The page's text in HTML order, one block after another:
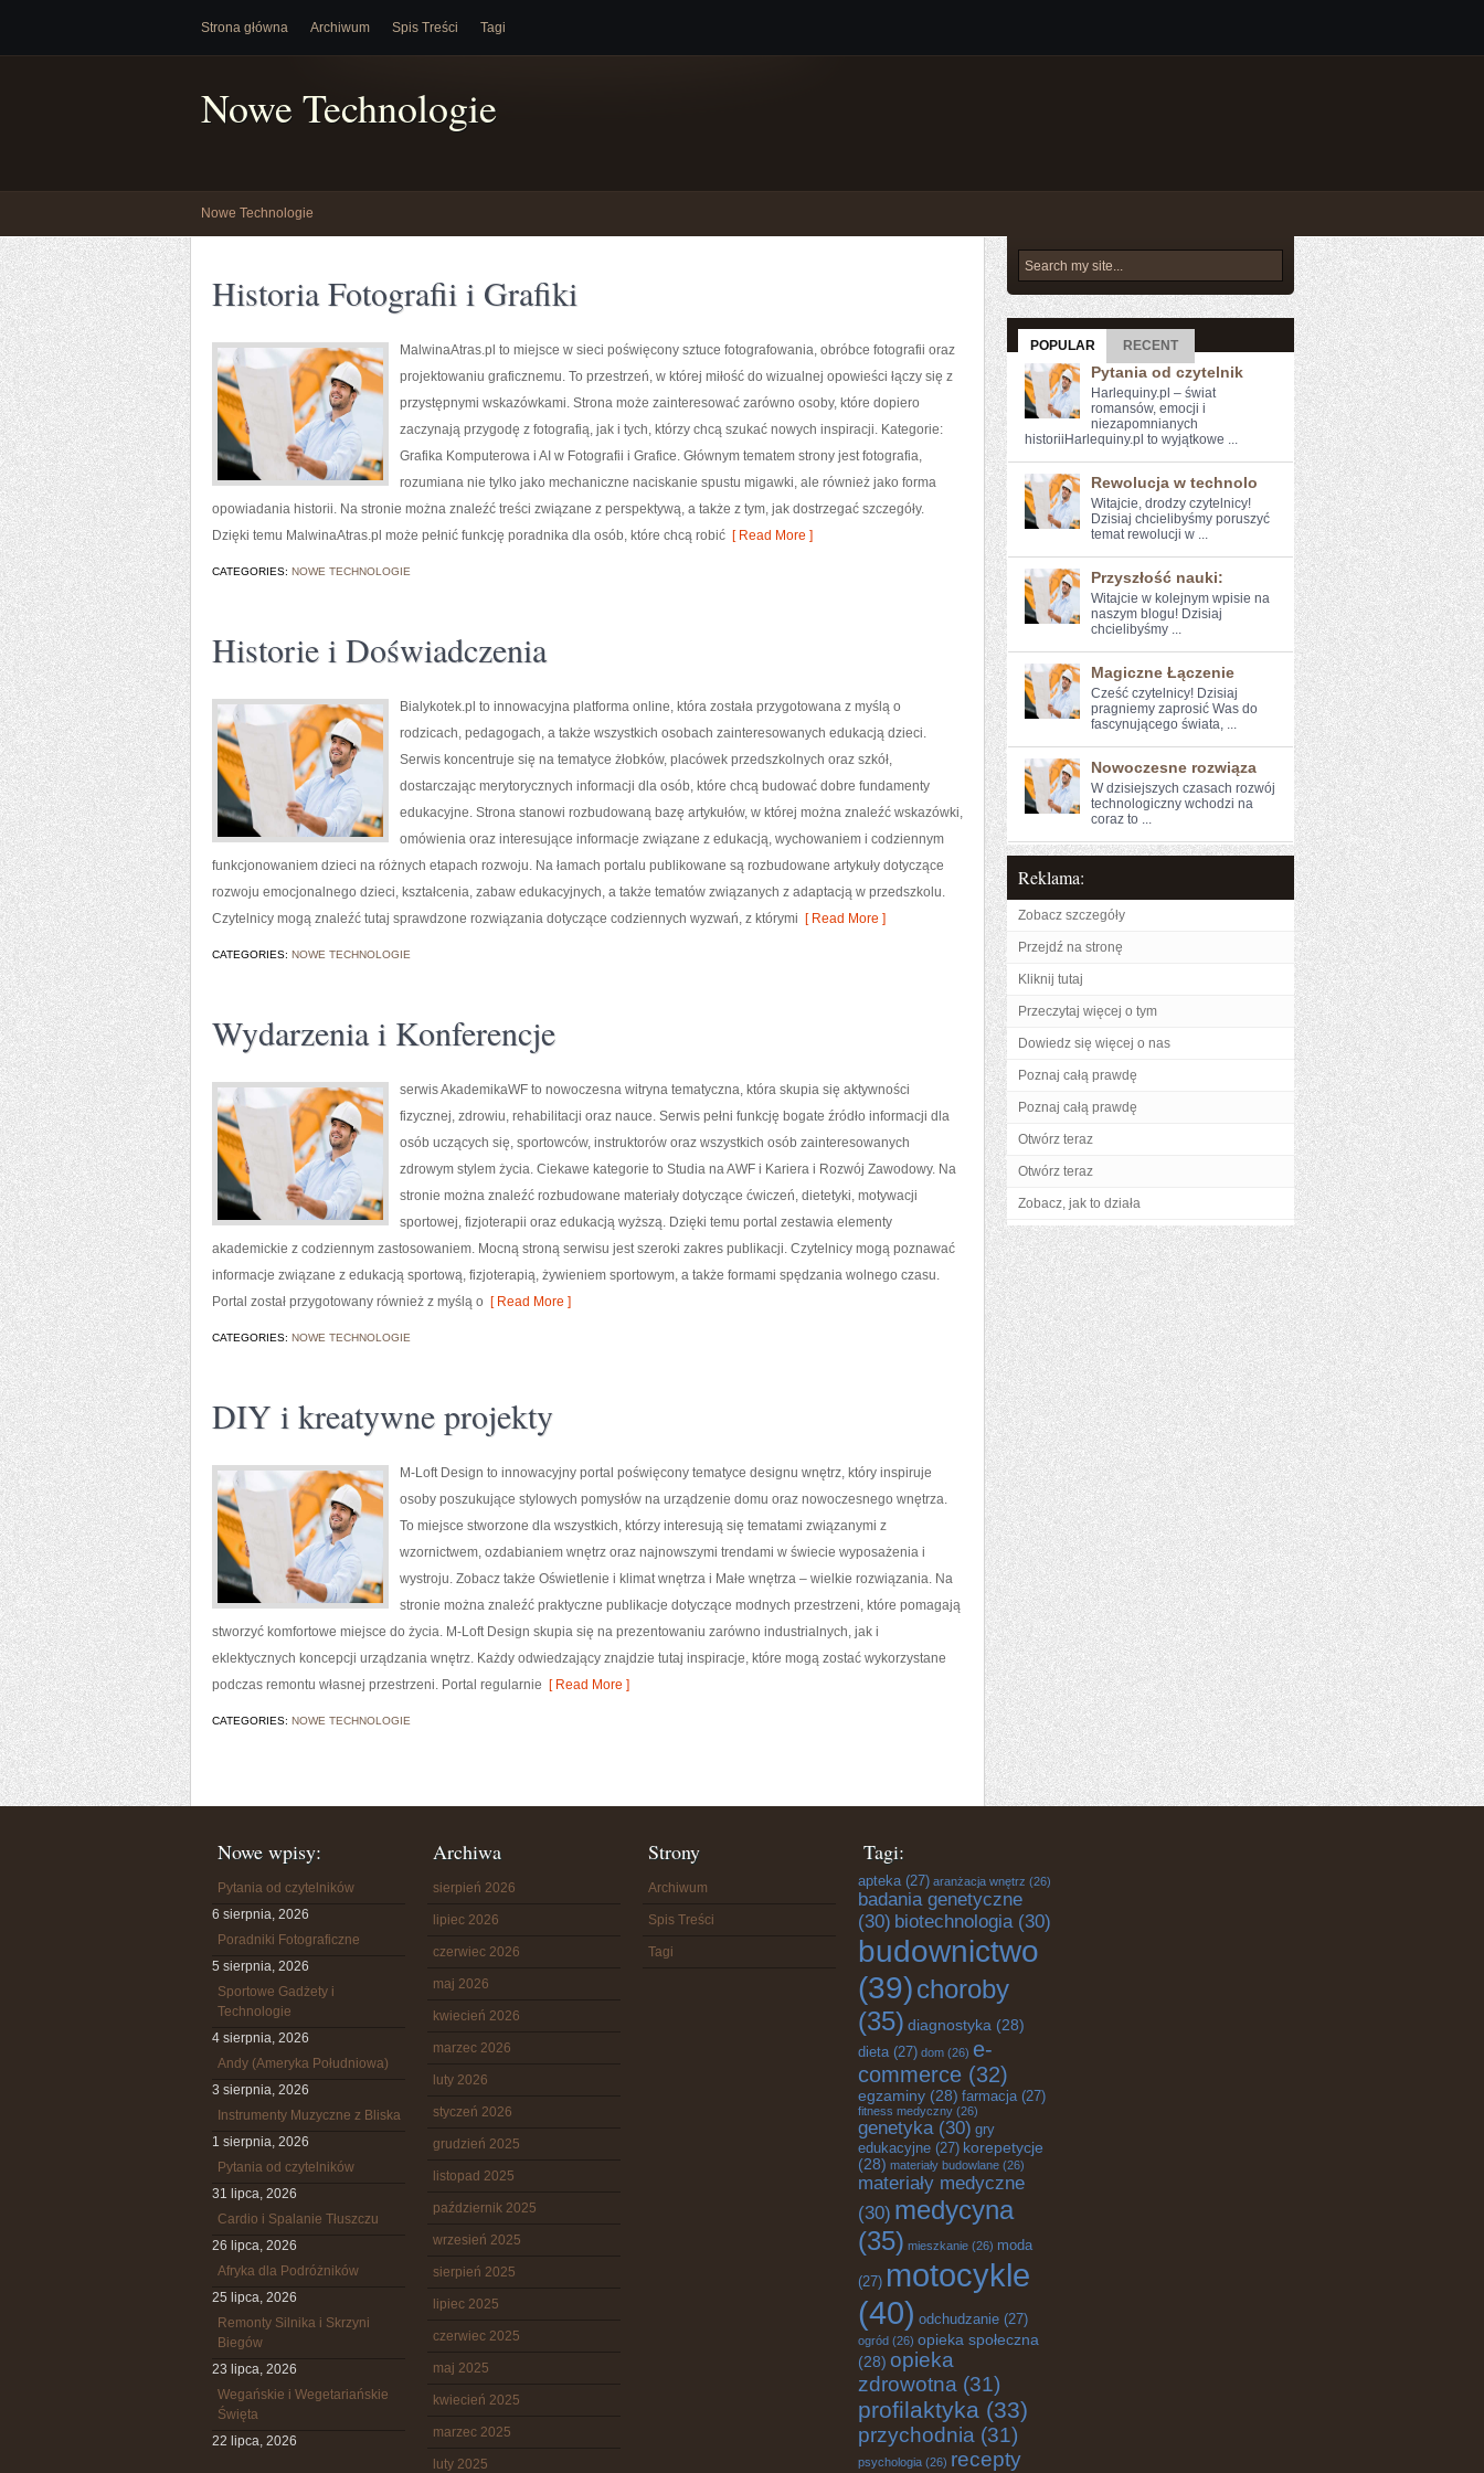
Strona główna Archiwum Spis Treści Tagi
Nowe Technologie
Nowe Technologie
Historia Fotografii i Grafiki
MalwinaAtras.pl to miejsce w sieci poświęcony sztuce fotografowania, obróbce fotografii oraz
projektowaniu graficznemu. To przestrzeń, w której miłość do wizualnej opowieści łączy się z
przystępnymi wskazówkami. Strona może zainteresować zarówno osoby, które dopiero
zaczynają przygodę z fotografią, jak i tych, którzy chcą szukać nowych inspiracji. Kategorie:
Grafika Komputerowa i AI w Fotografii i Grafice. Głównym tematem strony jest fotografia,
rozumiana nie tylko jako mechaniczne naciskanie spustu migawki, ale również jako forma
opowiadania historii. Na stronie można znaleźć treści związane z perspektywą, a także z tym, jak dostrzegać szczegóły.
Dzięki temu MalwinaAtras.pl może pełnić funkcję poradnika dla osób, które chcą robić [ Read More ]
CATEGORIES: NOWE TECHNOLOGIE
Historie i Doświadczenia
Bialykotek.pl to innowacyjna platforma online, która została przygotowana z myślą o
rodzicach, pedagogach, a także wszystkich osobach zainteresowanych edukacją dzieci.
Serwis koncentruje się na tematyce żłobków, placówek przedszkolnych oraz szkół,
dostarczając merytorycznych informacji dla osób, które chcą budować dobre fundamenty
edukacyjne. Strona stanowi rozbudowaną bazę artykułów, w której można znaleźć wskazówki,
omówienia oraz interesujące informacje związane z edukacją, wychowaniem i codziennym
funkcjonowaniem dzieci na różnych etapach rozwoju. Na łamach portalu publikowane są rozbudowane artykuły dotyczące
rozwoju emocjonalnego dzieci, kształcenia, zabaw edukacyjnych, a także tematów związanych z adaptacją w przedszkolu.
Czytelnicy mogą znaleźć tutaj sprawdzone rozwiązania dotyczące codziennych wyzwań, z którymi [ Read More ]
CATEGORIES: NOWE TECHNOLOGIE
Wydarzenia i Konferencje
serwis AkademikaWF to nowoczesna witryna tematyczna, która skupia się aktywności
fizycznej, zdrowiu, rehabilitacji oraz nauce. Serwis pełni funkcję bogate źródło informacji dla
osób uczących się, sportowców, instruktorów oraz wszystkich osób zainteresowanych
zdrowym stylem życia. Ciekawe kategorie to Studia na AWF i Kariera i Rozwój Zawodowy. Na
stronie można znaleźć rozbudowane materiały dotyczące ćwiczeń, dietetyki, motywacji
sportowej, fizjoterapii oraz edukacją wyższą. Dzięki temu portal zestawia elementy
akademickie z codziennym zastosowaniem. Mocną stroną serwisu jest szeroki zakres publikacji. Czytelnicy mogą poznawać
informacje związane z edukacją sportową, fizjoterapią, żywieniem sportowym, a także formami spędzania wolnego czasu.
Portal został przygotowany również z myślą o [ Read More ]
CATEGORIES: NOWE TECHNOLOGIE
DIY i kreatywne projekty
M-Loft Design to innowacyjny portal poświęcony tematyce designu wnętrz, który inspiruje
osoby poszukujące stylowych pomysłów na urządzenie domu oraz nowoczesnego wnętrza.
To miejsce stworzone dla wszystkich, którzy interesują się tematami związanymi z
wzornictwem, ozdabianiem wnętrz oraz najnowszymi trendami w świecie wyposażenia i
wystroju. Zobacz także Oświetlenie i klimat wnętrza i Małe wnętrza – wielkie rozwiązania. Na
stronie można znaleźć praktyczne publikacje dotyczące modnych przestrzeni, które pomagają
stworzyć komfortowe miejsce do życia. M-Loft Design skupia się na prezentowaniu zarówno industrialnych, jak i
eklektycznych koncepcji urządzania wnętrz. Każdy odwiedzający znajdzie tutaj inspiracje, które mogą zostać wykorzystane
podczas remontu własnej przestrzeni. Portal regularnie [ Read More ]
CATEGORIES: NOWE TECHNOLOGIE
POPULAR RECENT
Pytania od czytelnik
Harlequiny.pl – świat
romansów, emocji i
niezapomnianych
historiiHarlequiny.pl to wyjątkowe ...
Rewolucja w technolo
Witajcie, drodzy⁤ czytelnicy!
Dzisiaj ​chcielibyśmy poruszyć
temat rewolucji w ...
Przyszłość nauki:
Witajcie w kolejnym wpisie na
naszym‍ blogu! Dzisiaj
chcielibyśmy ...
Magiczne Łączenie
Cześć ​czytelnicy! Dzisiaj
pragniemy zaprosić Was do
fascynującego świata, ...
Nowoczesne rozwiąza
W dzisiejszych czasach rozwój
technologiczny wchodzi na
coraz to ...
Reklama:
Zobacz szczegóły
Przejdź na stronę
Kliknij tutaj
Przeczytaj więcej o tym
Dowiedz się więcej o nas
Poznaj całą prawdę
Poznaj całą prawdę
Otwórz teraz
Otwórz teraz
Zobacz, jak to działa
Nowe wpisy:
Pytania od czytelników
6 sierpnia, 2026
Poradniki Fotograficzne
5 sierpnia, 2026
Sportowe Gadżety i
Technologie
4 sierpnia, 2026
Andy (Ameryka Południowa)
3 sierpnia, 2026
Instrumenty Muzyczne z Bliska
1 sierpnia, 2026
Pytania od czytelników
31 lipca, 2026
Cardio i Spalanie Tłuszczu
26 lipca, 2026
Afryka dla Podróżników
25 lipca, 2026
Remonty Silnika i Skrzyni
Biegów
23 lipca, 2026
Wegańskie i Wegetariańskie
Święta
22 lipca, 2026
Archiwa
sierpień 2026
lipiec 2026
czerwiec 2026
maj 2026
kwiecień 2026
marzec 2026
luty 2026
styczeń 2026
grudzień 2025
listopad 2025
październik 2025
wrzesień 2025
sierpień 2025
lipiec 2025
czerwiec 2025
maj 2025
kwiecień 2025
marzec 2025
luty 2025
Strony
Archiwum
Spis Treści
Tagi
Tagi:
apteka(27) aranżacja wnętrz (26)
badania genetyczne
(30) biotechnologia(30)
budownictwo
(39)choroby
(35) diagnostyka (28)
dieta(27) dom (26) e-
commerce (32)
egzaminy (28) farmacja(27)
fitness medyczny (26)
genetyka(30) gry
edukacyjne (27) korepetycje
(28) materiały budowlane (26)
materiały medyczne
(30) medycyna
(35) mieszkanie (26) moda
(27) motocykle
(40) odchudzanie (27)
ogród (26) opieka społeczna
(28) opieka
zdrowotna (31)
profilaktyka (33)
przychodnia (31)
psychologia (26) recepty